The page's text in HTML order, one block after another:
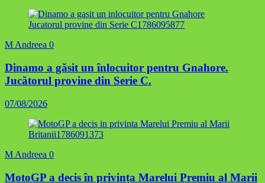
M Andreea 0
Dinamo a găsit un înlocuitor pentru Gnahore.
Jucătorul provine din Serie C.
07/08/2026
M Andreea 0
MotoGP a decis în privința Marelui Premiu al Marii